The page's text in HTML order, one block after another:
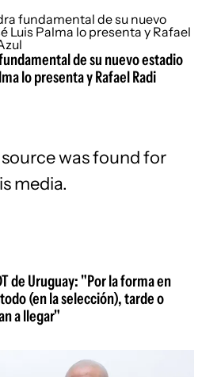
de su nuevo estadio
lo presenta y Rafael Radi
was found for
media.
de Uruguay: "Por la forma en
(en la selección), tarde o
a llegar"